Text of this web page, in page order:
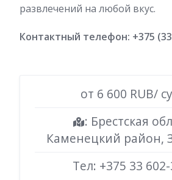
развлечений на любой вкус.
Контактный телефон: +375
от 6 600 RUB/
: Брестская
Каменецкий район,
Тел: +375 33